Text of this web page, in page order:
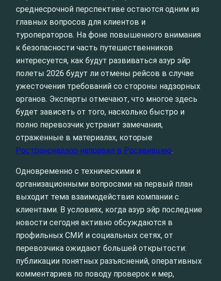
среднесрочной перспективе остаются одним из
главных вопросов для клиентов и
туроператоров. На фоне повышенного внимания
к безопасности часть путешественников
интересуется, как будут развиваться азур эйр
полеты 2026 будут ли отмены рейсов в случае
ужесточения требований со стороны надзорных
органов. Эксперты отмечают, что многое здесь
будет зависеть от того, насколько быстро и
полно перевозчик устранит замечания,
отраженные в материалах, которые
Ространснадзор направил в Росавиацию.
Одновременно с техническими и
организационными вопросами на первый план
выходит тема взаимодействия компании с
клиентами. В условиях, когда азур эйр последние
новости сегодня активно обсуждаются в
профильных СМИ и социальных сетях, от
перевозчика ожидают большей открытости:
публикации понятных разъяснений, оперативных
комментариев по поводу проверок и мер,